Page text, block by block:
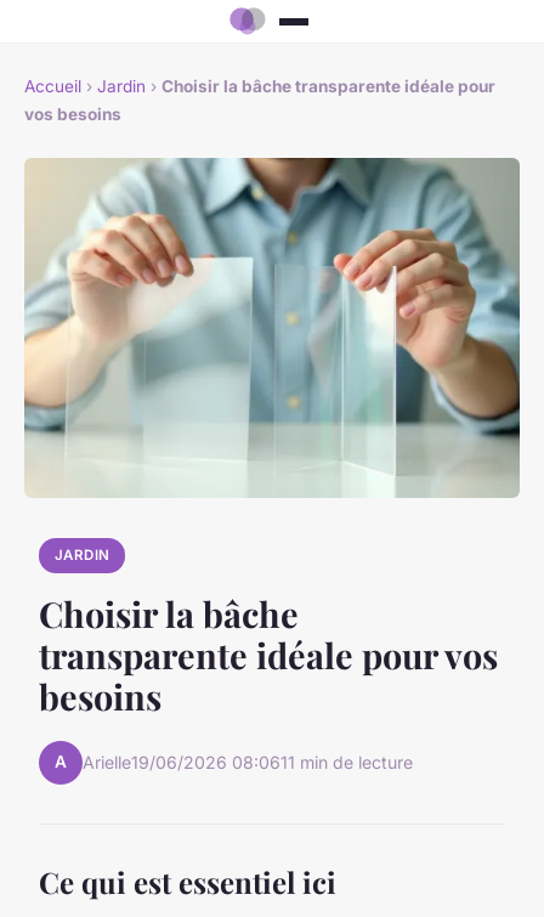
Accueil › Jardin › Choisir la bâche transparente idéale pour
vos besoins
JARDIN
Choisir la bâche
transparente idéale pour vos
besoins
A Arielle19/06/2026 08:0611 min de lecture
Ce qui est essentiel ici